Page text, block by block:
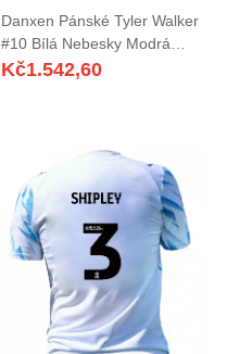
Danxen Pánské Tyler Walker
#10 Bílá Nebesky Modrá
Domů Hráčské Dresy
Kč1.542,60